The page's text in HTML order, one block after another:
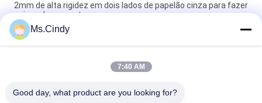
2mm de alta rigidez em dois lados de papelão cinza para fazer
caixas de presente
Todos os azuis de cor Jigsaw Puzzle de cartão de 1,5 mm de
cartão de chipboard azul
Cartão de papel azul claro 1000gm 1.5mm Cartão sólido para
Ms.Cindy
7:40 AM
Good day, what product are you looking for?